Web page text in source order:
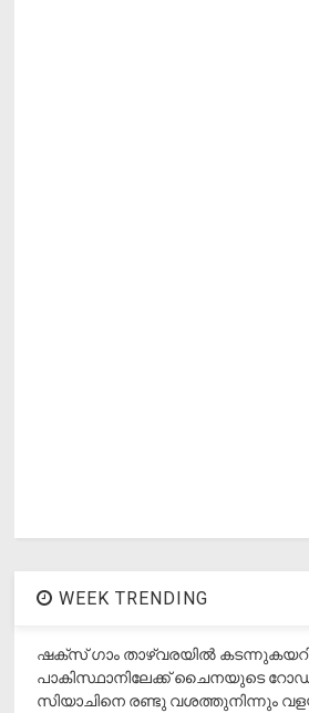
WEEK TRENDING
ഷക്സ് ​ഗാം താഴ്‌വരയിൽ
പാകിസ്ഥാനിലേക്ക് ചൈനയുടെ റോഡ്
സിയാചിനെ രണ്ടു വശത്തുനിന്നും